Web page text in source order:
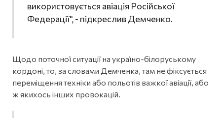
використовується авіація Російської
Федерації", - підкреслив Демченко.
Щодо поточної ситуації на україно-білоруському
кордоні, то, за словами Демченка, там не фіксується
переміщення техніки або польотів важкої авіації, або
ж якихось інших провокацій.